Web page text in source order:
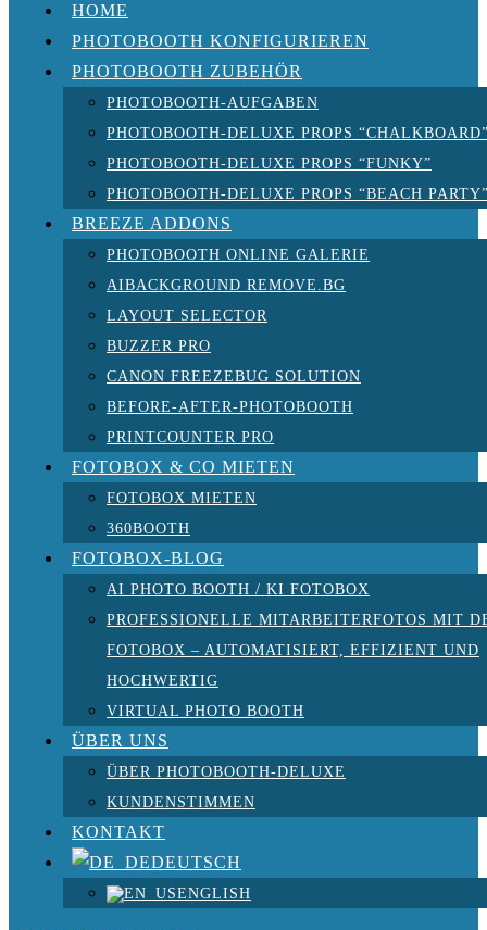
HOME
PHOTOBOOTH KONFIGURIEREN
PHOTOBOOTH ZUBEHÖR
PHOTOBOOTH-AUFGABEN
PHOTOBOOTH-DELUXE PROPS
PHOTOBOOTH-DELUXE PROPS “FUNKY”
PHOTOBOOTH-DELUXE PROPS “BEACH
BREEZE ADDONS
PHOTOBOOTH ONLINE GALERIE
AIBACKGROUND REMOVE.BG
LAYOUT SELECTOR
BUZZER PRO
CANON FREEZEBUG SOLUTION
BEFORE-AFTER-PHOTOBOOTH
PRINTCOUNTER PRO
FOTOBOX & CO MIETEN
FOTOBOX MIETEN
360BOOTH
FOTOBOX-BLOG
AI PHOTO BOOTH / KI FOTOBOX
PROFESSIONELLE MITARBEITERFOTOS MIT
FOTOBOX – AUTOMATISIERT, EFFIZIENT UND
HOCHWERTIG
VIRTUAL PHOTO BOOTH
ÜBER UNS
ÜBER PHOTOBOOTH-DELUXE
KUNDENSTIMMEN
KONTAKT
DEUTSCH
ENGLISH